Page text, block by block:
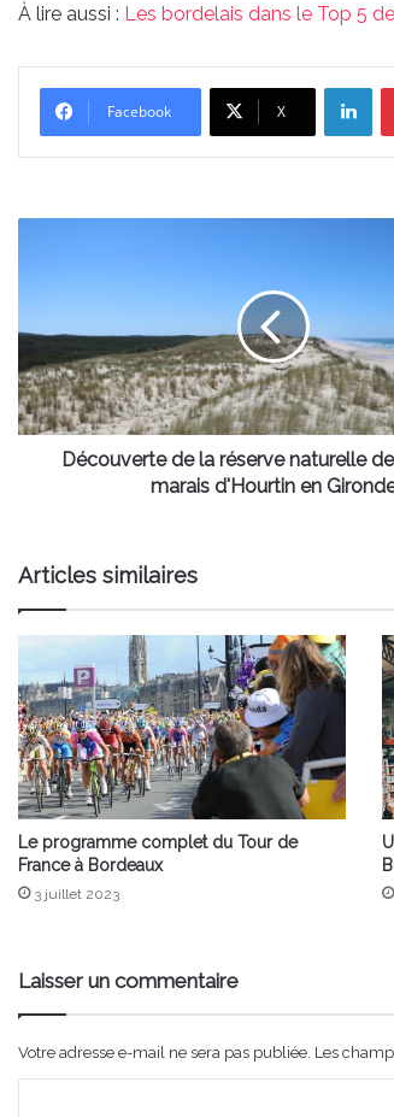
À lire aussi : Les bordelais dans le Top 5
Facebook X
naturelle
des
dunes
et
marais
d'HourtinDécouverte de la réserve naturelle
marais d'Hourtin en
Articles similaires
Le programme complet du Tour de
France à Bordeaux
3 juillet 2023
Laisser un commentaire
Votre adresse e-mail ne sera pas publiée. Les